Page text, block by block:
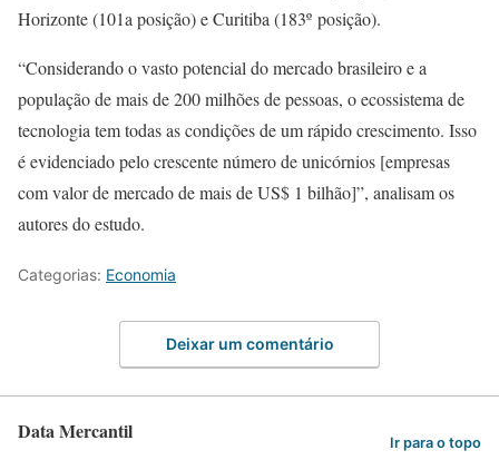
Horizonte (101a posição) e Curitiba (183º posição).
“Considerando o vasto potencial do mercado brasileiro e a
população de mais de 200 milhões de pessoas, o ecossistema de
tecnologia tem todas as condições de um rápido crescimento. Isso
é evidenciado pelo crescente número de unicórnios [empresas
com valor de mercado de mais de US$ 1 bilhão]”, analisam os
autores do estudo.
Categorias: Economia
Deixar um comentário
Data Mercantil Ir para o topo